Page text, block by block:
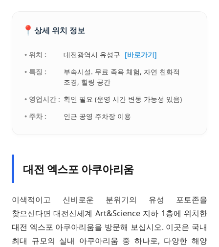
📍 상세 위치 정보
• 위치 : 대전광역시 유성구 [바로가기]
• 특징 :
부속시설. 무료 족욕 체험, 자연 친화적
조경, 힐링 공간
• 영업시간 : 확인 필요 (운영 시간 변동 가능성 있음)
• 주차 :
인근 공영 주차장 이용
대전 엑스포 아쿠아리움
이색적이고 신비로운 분위기의 유성 포토존을
찾으신다면 대전신세계 Art&Science 지하 1층에 위치한
대전 엑스포 아쿠아리움을 방문해 보십시오. 이곳은 국내
최대 규모의 실내 아쿠아리움 중 하나로, 다양한 해양